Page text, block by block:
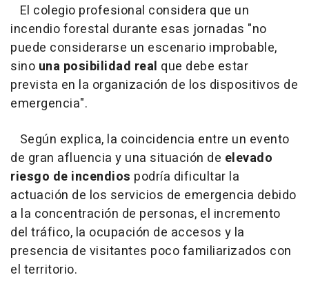
El colegio profesional considera que un
incendio forestal durante esas jornadas "no
puede considerarse un escenario improbable,
sino una posibilidad real que debe estar
prevista en la organización de los dispositivos de
emergencia".
Según explica, la coincidencia entre un evento
de gran afluencia y una situación de elevado
riesgo de incendios podría dificultar la
actuación de los servicios de emergencia debido
a la concentración de personas, el incremento
del tráfico, la ocupación de accesos y la
presencia de visitantes poco familiarizados con
el territorio.